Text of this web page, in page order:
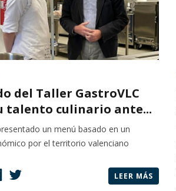
del Taller GastroVLC
talento culinario ante...
un menú basado en un
por el territorio valenciano
LEER MÁS